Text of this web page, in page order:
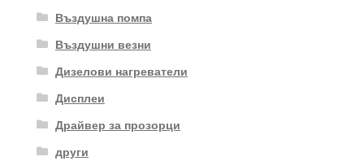
Въздушна помпа
Въздушни везни
Дизелови нагреватели
Дисплеи
Драйвер за прозорци
други